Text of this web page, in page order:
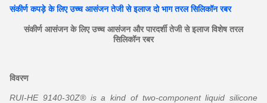
संकीर्ण कपड़े के लिए उच्च आसंजन तेजी से इलाज दो भाग तरल सिलिकॉन रबर
संकीर्ण आसंजन के लिए उच्च आसंजन और पारदर्शी तेजी से इलाज विशेष तरल
सिलिकॉन रबर
विवरण
RUI-HE 9140-30Z® is a kind of two-component liquid silicone